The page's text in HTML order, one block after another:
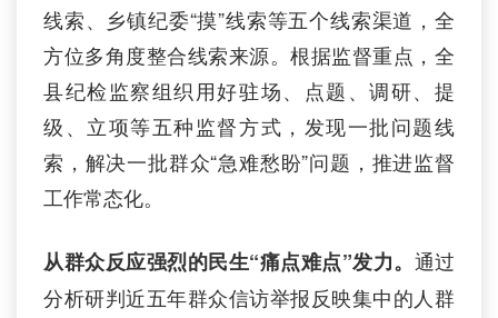
线索、乡镇纪委“摸”线索等五个线索渠道，全
方位多角度整合线索来源。根据监督重点，全
县纪检监察组织用好驻场、点题、调研、提
级、立项等五种监督方式，发现一批问题线
索，解决一批群众“急难愁盼”问题，推进监督
工作常态化。
从群众反应强烈的民生“痛点难点”发力。 通过
分析研判近五年群众信访举报反映集中的人群